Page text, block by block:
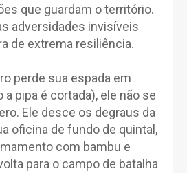
que guardam o território.
adversidades invisíveis
de extrema resiliência.
perde sua espada em
pipa é cortada), ele não se
Ele desce os degraus da
oficina de fundo de quintal,
com bambu e
para o campo de batalha